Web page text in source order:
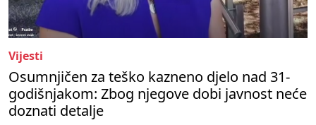
Vijesti
Osumnjičen za teško kazneno djelo nad 31-
godišnjakom: Zbog njegove dobi javnost neće
doznati detalje